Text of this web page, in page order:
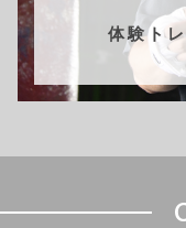
体験ト